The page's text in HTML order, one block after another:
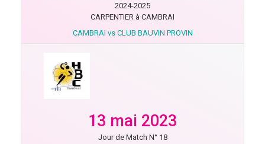
2024-2025
CARPENTIER à CAMBRAI
CAMBRAI vs CLUB BAUVIN PROVIN
13 mai 2023
Jour de Match N° 18